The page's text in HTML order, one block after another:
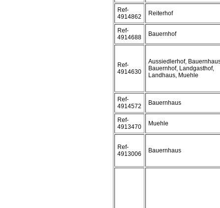
Ref-
4914862
Reiterhof
Ref-
4914688
Bauernhof
Ref-
4914630
Aussiedlerhof,
Bauernhof, Landgasthof,
Landhaus, Muehle
Ref-
4914572
Bauernhaus
Ref-
4913470
Muehle
Ref-
4913006
Bauernhaus